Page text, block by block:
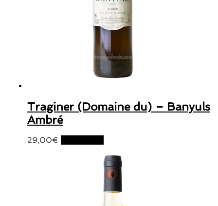
Traginer (Domaine du) – Banyuls
Ambré
29,00€